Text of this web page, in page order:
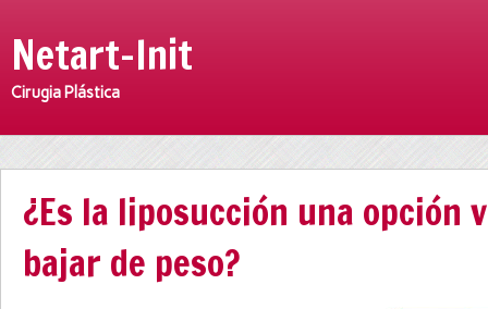
Netart-Init
Cirugia Plástica
¿Es la liposucción una opción
bajar de peso?